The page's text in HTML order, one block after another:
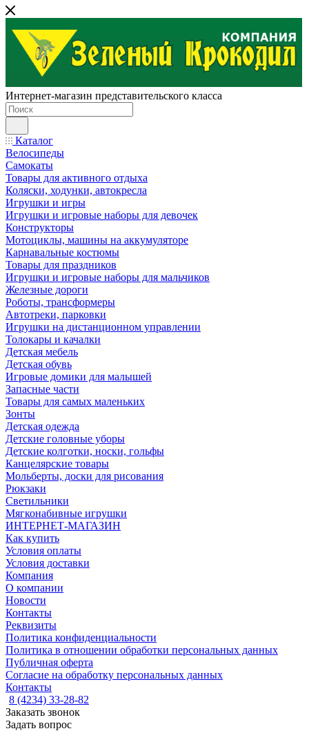
Интернет-магазин представительского класса
Каталог
Велосипеды
Самокаты
Товары для активного отдыха
Коляски, ходунки, автокресла
Игрушки и игры
Игрушки и игровые наборы для девочек
Конструкторы
Мотоциклы, машины на аккумуляторе
Карнавальные костюмы
Товары для праздников
Игрушки и игровые наборы для мальчиков
Железные дороги
Роботы, трансформеры
Автотреки, парковки
Игрушки на дистанционном управлении
Толокары и качалки
Детская мебель
Детская обувь
Игровые домики для малышей
Запасные части
Товары для самых маленьких
Зонты
Детская одежда
Детские головные уборы
Детские колготки, носки, гольфы
Канцелярские товары
Мольберты, доски для рисования
Рюкзаки
Светильники
Мягконабивные игрушки
ИНТЕРНЕТ-МАГАЗИН
Как купить
Условия оплаты
Условия доставки
Компания
О компании
Новости
Контакты
Реквизиты
Политика конфиденциальности
Политика в отношении обработки персональных данных
Публичная оферта
Согласие на обработку персональных данных
Контакты
8 (4234) 33-28-82
Заказать звонок
Задать вопрос